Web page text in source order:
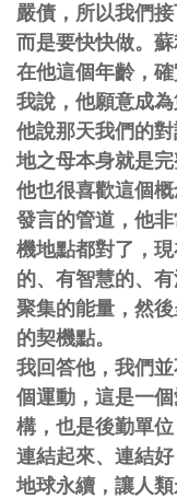
嚴債，所以我們
而是要快快做。
在他這個年齡，
我說，他願意成為
他說那天我們的
地之母本身就是
他也很喜歡這個
發言的管道，他
機地點都對了，
的、有智慧的、
聚集的能量，然
的契機點。
我回答他，我們
個運動，這是一
構，也是後勤單
連結起來、連結
地球永續，讓人